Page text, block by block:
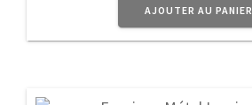
AJOUTER AU PANIER